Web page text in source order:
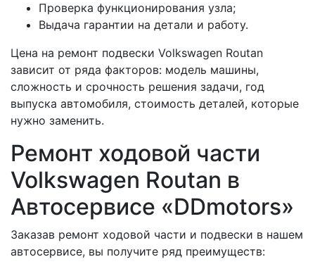
Проверка функционирования узла;
Выдача гарантии на детали и работу.
Цена на ремонт подвески Volkswagen Routan
зависит от ряда факторов: модель машины,
сложность и срочность решения задачи, год
выпуска автомобиля, стоимость деталей, которые
нужно заменить.
Ремонт ходовой части
Volkswagen Routan в
Автосервисе «DDmotors»
Заказав ремонт ходовой части и подвески в нашем
автосервисе, вы получите ряд преимуществ: